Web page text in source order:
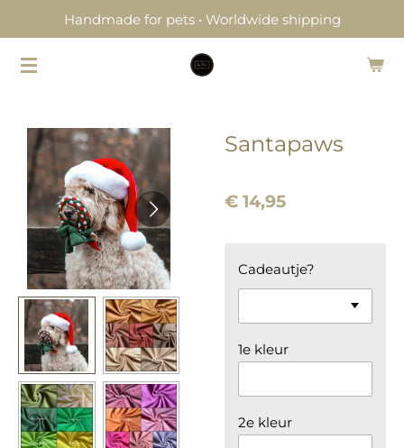
naar
Handmade for pets • Worldwide shipping
Santapaws
€ 14,95
Cadeautje?
1e kleur
2e kleur